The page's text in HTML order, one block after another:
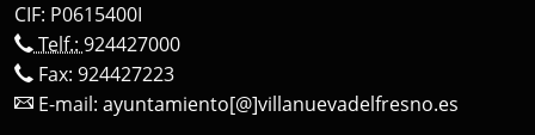
CIF: P0615400I
Telf.: 924427000
Fax: 924427223
E-mail: ayuntamiento[@]villanuevadelfresno.es